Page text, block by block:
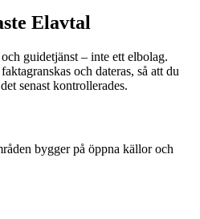
Elavtal
guidetjänst – inte ett elbolag.
och dateras, så att du
senast kontrollerades.
bygger på öppna källor och